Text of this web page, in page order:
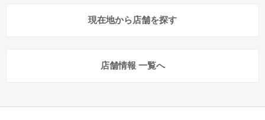
現在地から店舗を探す
店舗情報 一覧へ